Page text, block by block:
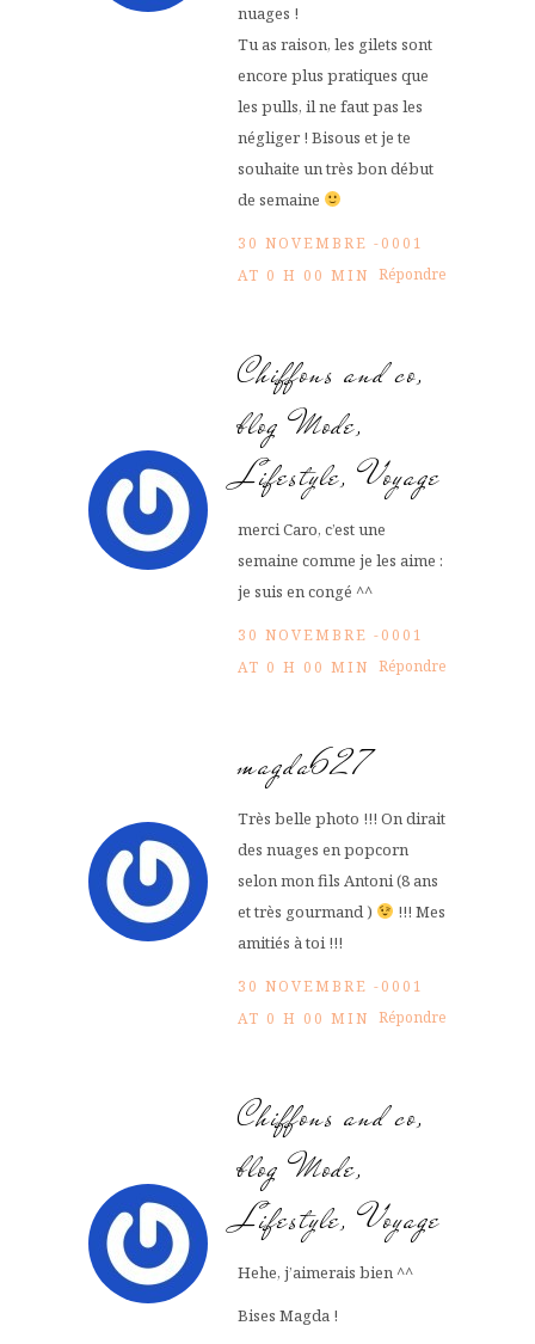
nuages !
Tu as raison, les gilets sont
encore plus pratiques que
les pulls, il ne faut pas les
négliger ! Bisous et je te
souhaite un très bon début
de semaine
30 NOVEMBRE -0001
AT 0 H 00 MIN Répondre
Chiffons and co,
blog Mode,
Lifestyle, Voyage
merci Caro, c’est une
semaine comme je les aime :
je suis en congé ^^
30 NOVEMBRE -0001
AT 0 H 00 MIN Répondre
magda627
Très belle photo !!! On dirait
des nuages en popcorn
selon mon fils Antoni (8 ans
et très gourmand )
!!! Mes
amitiés à toi !!!
30 NOVEMBRE -0001
AT 0 H 00 MIN Répondre
Chiffons and co,
blog Mode,
Lifestyle, Voyage
Hehe, j’aimerais bien ^^
Bises Magda !